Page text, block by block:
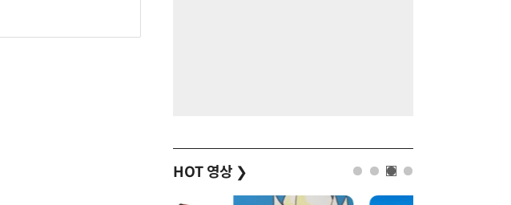
HOT 영상 ❯